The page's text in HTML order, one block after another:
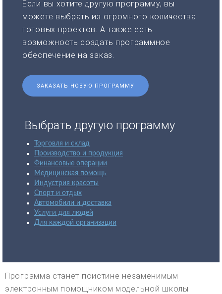
Если вы хотите другую программу, вы
можете выбрать из огромного количества
готовых проектов. А также есть
возможность создать программное
обеспечение на заказ.
ЗАКАЗАТЬ НОВУЮ ПРОГРАММУ
Выбрать другую программу
Торговля и склад
Производство и продукция
Финансовые операции
Медицинская помощь
Индустрия красоты
Спорт и отдых
Автомобили и доставка
Услуги для людей
Для каждой организации
Программа станет поистине незаменимым
электронным помощником модельной школы